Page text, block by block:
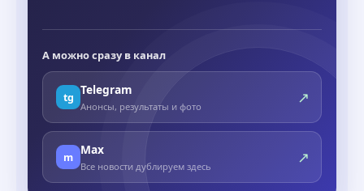
А можно сразу в канал
tg Telegram
Анонсы, результаты и фото ↗
m Max
Все новости дублируем здесь ↗